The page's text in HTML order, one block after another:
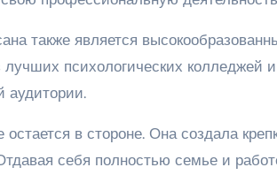
также является
психологических колледжей
аудитории.
в стороне. Она создала
себя полностью семье и